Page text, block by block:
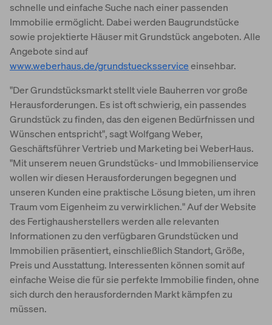
schnelle und einfache Suche nach einer passenden
Immobilie ermöglicht. Dabei werden Baugrundstücke
sowie projektierte Häuser mit Grundstück angeboten. Alle
Angebote sind auf
www.weberhaus.de/grundstuecksserviceeinsehbar.
"Der Grundstücksmarkt stellt viele Bauherren vor große
Herausforderungen. Es ist oft schwierig, ein passendes
Grundstück zu finden, das den eigenen Bedürfnissen und
Wünschen entspricht", sagt Wolfgang Weber,
Geschäftsführer Vertrieb und Marketing bei WeberHaus.
"Mit unserem neuen Grundstücks- und Immobilienservice
wollen wir diesen Herausforderungen begegnen und
unseren Kunden eine praktische Lösung bieten, um ihren
Traum vom Eigenheim zu verwirklichen." Auf der Website
des Fertighausherstellers werden alle relevanten
Informationen zu den verfügbaren Grundstücken und
Immobilien präsentiert, einschließlich Standort, Größe,
Preis und Ausstattung. Interessenten können somit auf
einfache Weise die für sie perfekte Immobilie finden, ohne
sich durch den herausfordernden Markt kämpfen zu
müssen.